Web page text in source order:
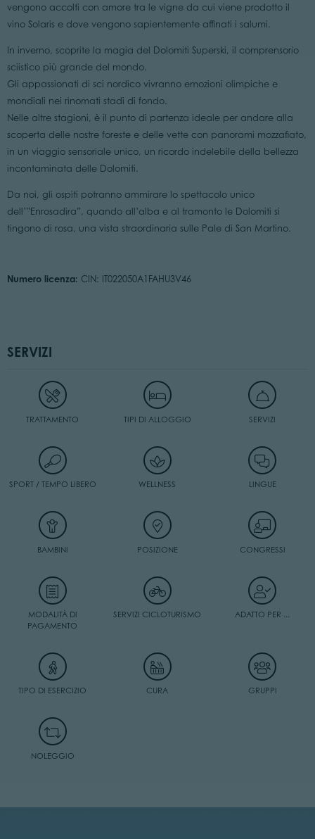
vengono accolti con amore tra le vigne da cui viene prodotto il
vino Solaris e dove vengono sapientemente affinati i salumi.
In inverno, scoprite la magia del Dolomiti Superski, il comprensorio
sciistico più grande del mondo.
Gli appassionati di sci nordico vivranno emozioni olimpiche e
mondiali nei rinomati stadi di fondo.
Nelle altre stagioni, è il punto di partenza ideale per andare alla
scoperta delle nostre foreste e delle vette con panorami mozzafiato,
in un viaggio sensoriale unico, un ricordo indelebile della bellezza
incontaminata delle Dolomiti.
Da noi, gli ospiti potranno ammirare lo spettacolo unico
dell’”Enrosadira”, quando all’alba e al tramonto le Dolomiti si
tingono di rosa, una vista straordinaria sulle Pale di San Martino.
Numero licenza: CIN: IT022050A1FAHU3V46
SERVIZI
TRATTAMENTO TIPI DI ALLOGGIO SERVIZI
SPORT / TEMPO LIBERO WELLNESS LINGUE
BAMBINI POSIZIONE CONGRESSI
MODALITÀ DI
PAGAMENTO
SERVIZI CICLOTURISMO ADATTO PER ...
TIPO DI ESERCIZIO CURA GRUPPI
NOLEGGIO